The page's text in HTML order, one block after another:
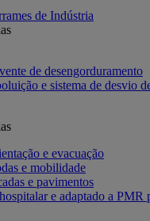
de Indústria
de desengorduramento
e sistema de desvio
e evacuação
e mobilidade
e pavimentos
e adaptado a PMR